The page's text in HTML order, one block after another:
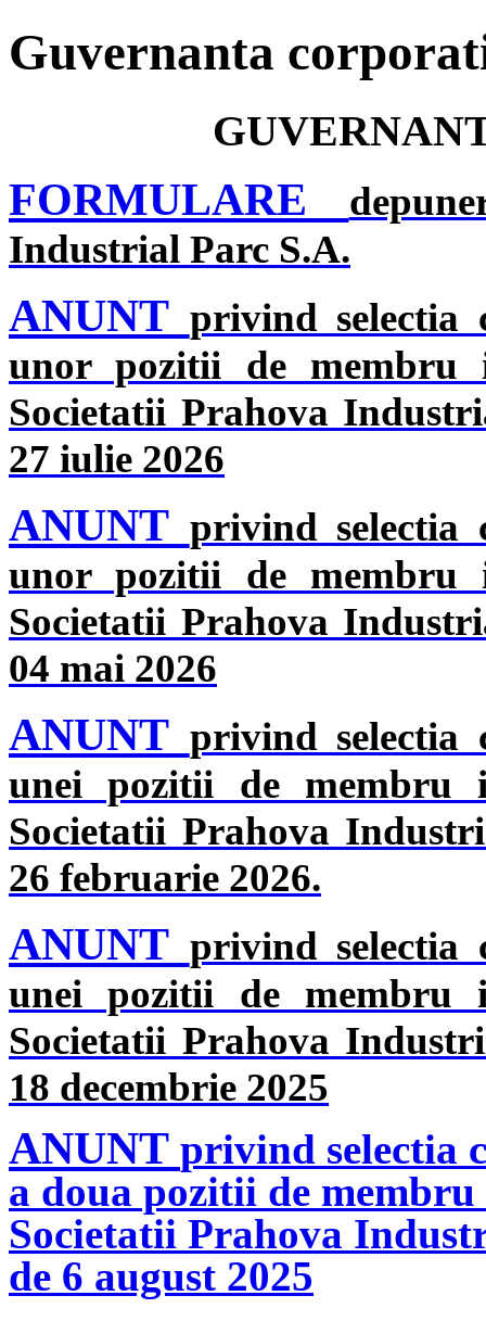
Guvernanta
FORMULARE
Industrial Parc S.A.
ANUNT privind selectia
unor pozitii de membru
Societatii Prahova
27 iulie 2026
ANUNT privind selectia
unor pozitii de membru
Societatii Prahova
04 mai 2026
ANUNT privind selectia
unei pozitii de membru
Societatii Prahova
26 februarie 2026.
ANUNT privind selectia
unei pozitii de membru
Societatii Prahova
18 decembrie 2025
ANUNT privind selectia
a doua pozitii de
Societatii Prahova
de 6 august 2025